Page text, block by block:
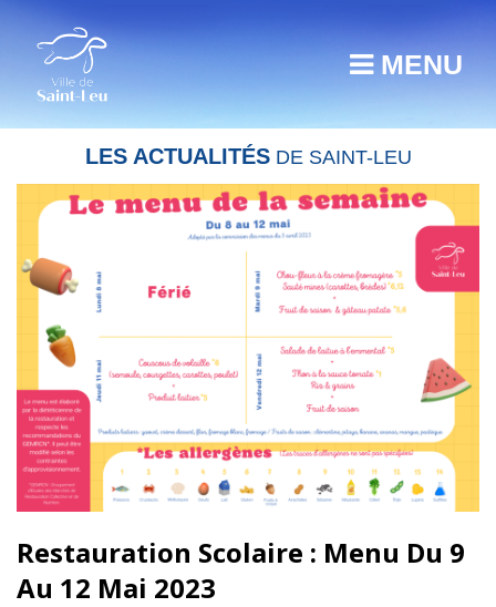
MENU
LES ACTUALITÉSDE SAINT-LEU
Restauration Scolaire : Menu Du 9
Au 12 Mai 2023